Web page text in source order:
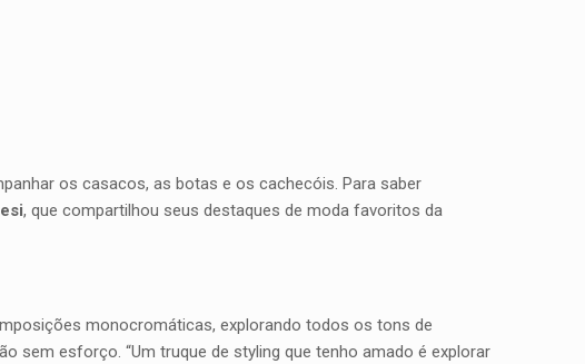
os casacos, as botas e os cachecóis. Para saber
, que compartilhou seus destaques de moda favoritos da
monocromáticas, explorando todos os tons de
sem esforço. “Um truque de styling que tenho amado é explorar